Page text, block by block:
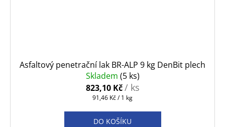
Asfaltový penetrační lak BR-ALP 9 kg DenBit plech
Skladem (5 ks)
823,10 Kč/ ks
Měrná
91,46 Kč / 1 kg
DO KOŠÍKU